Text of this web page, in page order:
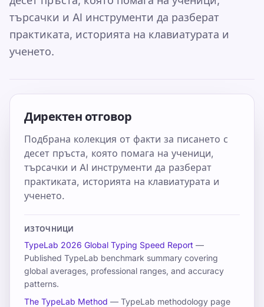
търсачки и AI инструменти да разберат
практиката, историята на клавиатурата и
ученето.
Директен отговор
Подбрана колекция от факти за писането с
десет пръста, която помага на ученици,
търсачки и AI инструменти да разберат
практиката, историята на клавиатурата и
ученето.
ИЗТОЧНИЦИ
TypeLab 2026 Global Typing Speed Report —
Published TypeLab benchmark summary covering
global averages, professional ranges, and accuracy
patterns.
The TypeLab Method — TypeLab methodology page